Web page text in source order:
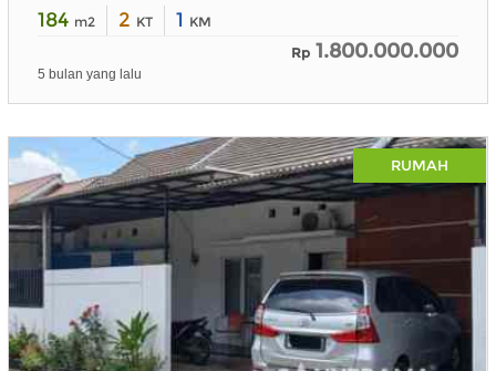
184 m2 2 KT 1 KM
Rp 1.800.000.000
5 bulan yang lalu
RUMAH